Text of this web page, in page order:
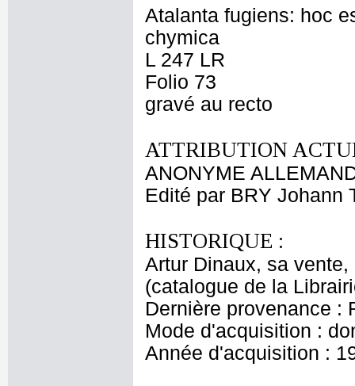
Atalanta fugiens: hoc
chymica
L 247 LR
Folio 73
gravé au recto
ATTRIBUTION
ANONYME
Edité par BRY Johann
HISTORIQUE :
Artur Dinaux, sa
(catalogue de la
Dernière provenance :
Mode d'acquisition :
Année d'acquisition :